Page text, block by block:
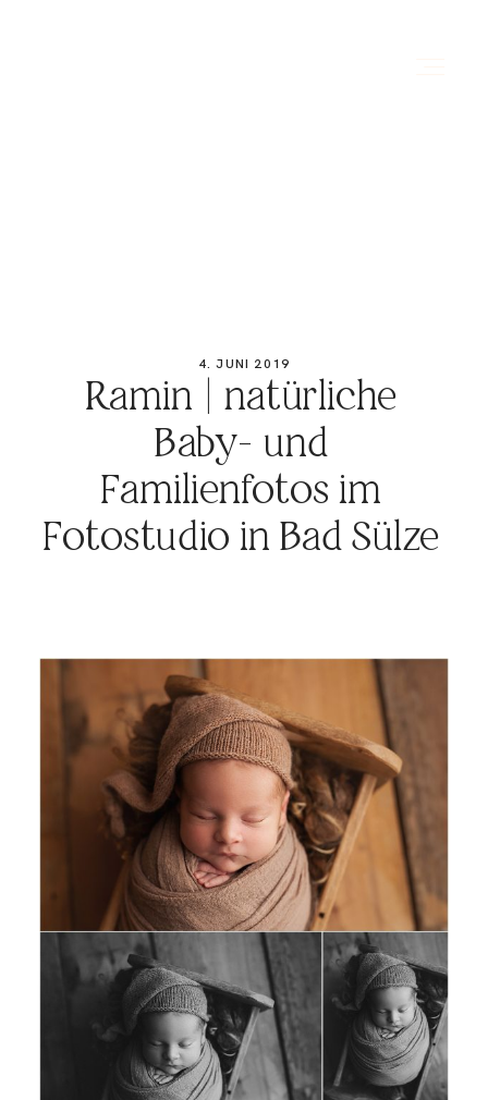
4. JUNI 2019
Ramin | natürliche
Baby- und
Familienfotos im
Fotostudio in Bad Sülze
PREISE
BLOG